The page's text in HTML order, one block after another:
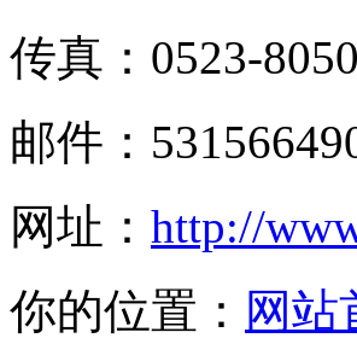
传真：0523-
邮件：
网址： http://
你的位置： 网站